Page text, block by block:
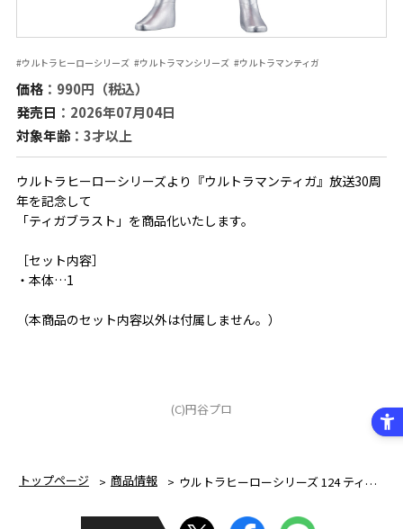
#ウルトラヒーローシリーズ #ウルトラマンシリーズ #ウルトラマンティガ
価格：990円（税込）
発売日 ：2026年07月04日
対象年齢：3才以上
ウルトラヒーローシリーズより『ウルトラマンティガ』放送30周
年を記念して
「ティガブラスト」を商品化いたします。
［セット内容］
・本体…1
（本商品のセット内容以外は付属しません。）
(C)円谷プロ
トップページ 商品情報 ウルトラヒーローシリーズ 124 ティガブラスト